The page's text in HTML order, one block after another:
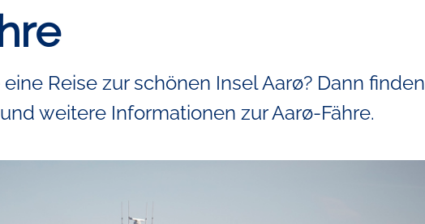
Reise zur schönen Insel Aarø? Dann finden
weitere Informationen zur Aarø-Fähre.